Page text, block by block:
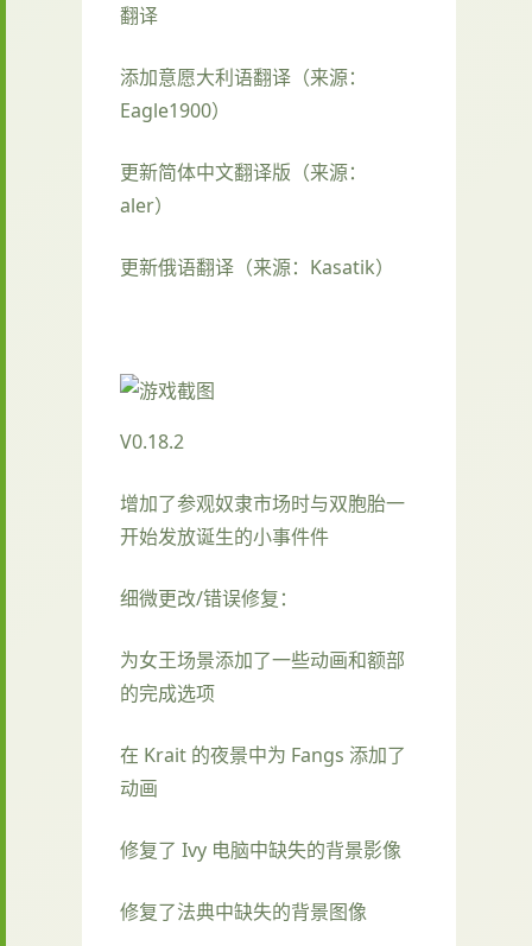
翻译
添加意愿大利语翻译（来源：
Eagle1900）
更新简体中文翻译版（来源：
aler）
更新俄语翻译（来源：Kasatik）
V0.18.2
增加了参观奴隶市场时与双胞胎一
开始发放诞生的小事件件
细微更改/错误修复：
为女王场景添加了一些动画和额部
的完成选项
在 Krait 的夜景中为 Fangs 添加了
动画
修复了 Ivy 电脑中缺失的背景影像
修复了法典中缺失的背景图像